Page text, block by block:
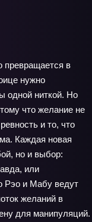
превращается в
нужно
одной ниткой. Но
что желание не
и то, что
Каждая новая
но и выбор:
или
Рэо и Мабу ведут
желаний в
для манипуляций.